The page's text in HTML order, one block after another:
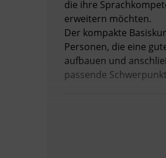
die ihre
erweitern möchten.
Der kompakte
Personen, die eine
aufbauen und
passende
Das für Sie passende